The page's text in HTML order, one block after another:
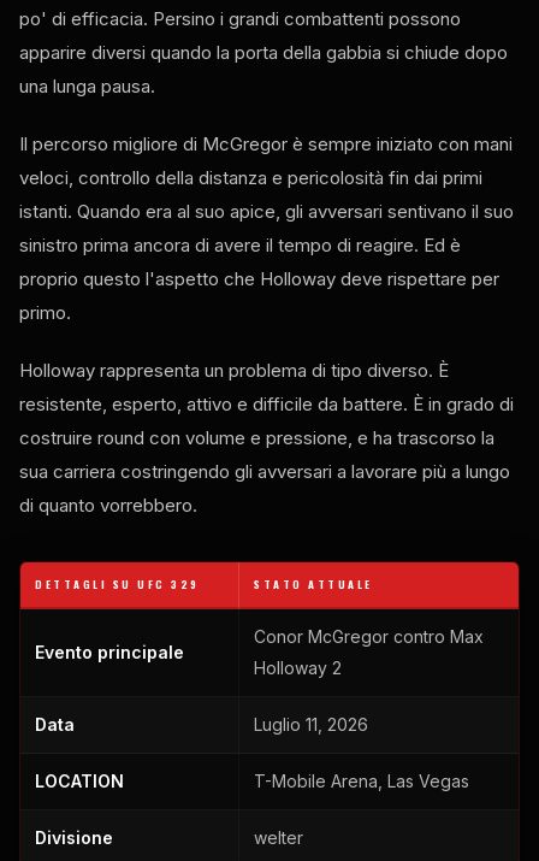
po' di efficacia. Persino i grandi combattenti possono
apparire diversi quando la porta della gabbia si chiude dopo
una lunga pausa.
Il percorso migliore di McGregor è sempre iniziato con mani
veloci, controllo della distanza e pericolosità fin dai primi
istanti. Quando era al suo apice, gli avversari sentivano il suo
sinistro prima ancora di avere il tempo di reagire. Ed è
proprio questo l'aspetto che Holloway deve rispettare per
primo.
Holloway rappresenta un problema di tipo diverso. È
resistente, esperto, attivo e difficile da battere. È in grado di
costruire round con volume e pressione, e ha trascorso la
sua carriera costringendo gli avversari a lavorare più a lungo
di quanto vorrebbero.
DETTAGLI SU UFC 329 STATO ATTUALE
Evento principale
Conor McGregor contro Max
Holloway 2
Data Luglio 11, 2026
LOCATION T-Mobile Arena, Las Vegas
Divisione welter